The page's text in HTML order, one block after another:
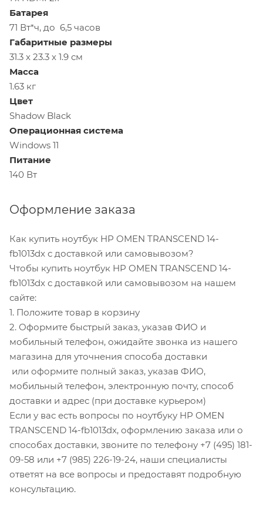
Батарея
71 Вт*ч, до 6,5 часов
Габаритные размеры
31.3 х 23.3 х 1.9 см
Масса
1.63 кг
Цвет
Shadow Black
Операционная система
Windows 11
Питание
140 Вт
Оформление заказа
Как купить ноутбук HP OMEN TRANSCEND 14-
fb1013dx с доставкой или самовывозом?
Чтобы купить ноутбук HP OMEN TRANSCEND 14-
fb1013dx с доставкой или самовывозом на нашем
сайте:
1. Положите товар в корзину
2. Оформите быстрый заказ, указав ФИО и
мобильный телефон, ожидайте звонка из нашего
магазина для уточнения способа доставки
или оформите полный заказ, указав ФИО,
мобильный телефон, электронную почту, способ
доставки и адрес (при доставке курьером)
Если у вас есть вопросы по ноутбуку HP OMEN
TRANSCEND 14-fb1013dx, оформлению заказа или о
способах доставки, звоните по телефону +7 (495) 181-
09-58 или +7 (985) 226-19-24, наши специалисты
ответят на все вопросы и предоставят подробную
консультацию.